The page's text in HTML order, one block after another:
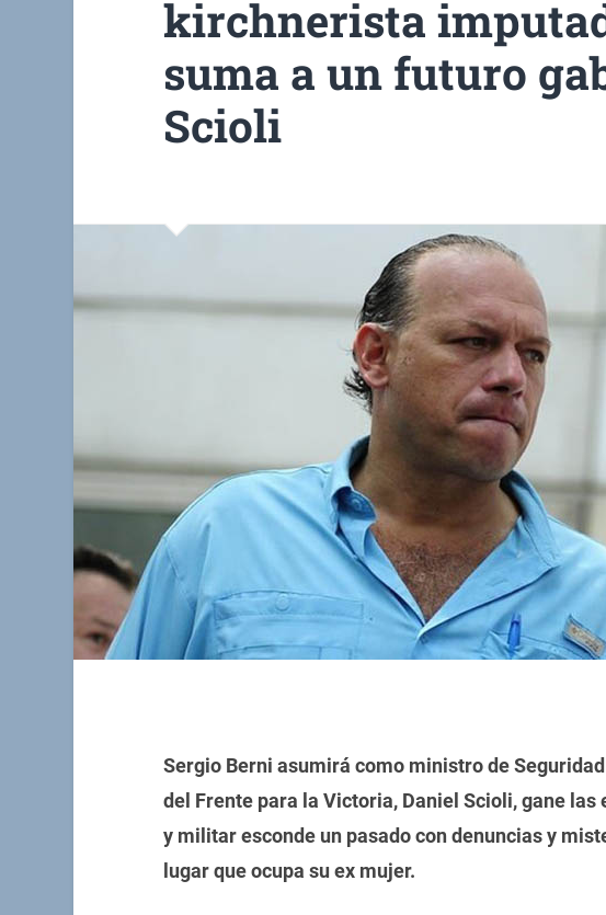
kirchnerista
suma a un futuro
Scioli
Sergio Berni asumirá como ministro de
del Frente para la Victoria, Daniel Scioli, gane
y militar esconde un pasado con denuncias y
lugar que ocupa su ex mujer.